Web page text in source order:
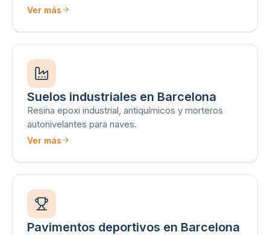
Ver más
Suelos industriales en Barcelona
Resina epoxi industrial, antiquímicos y morteros
autonivelantes para naves.
Ver más
Pavimentos deportivos en Barcelona